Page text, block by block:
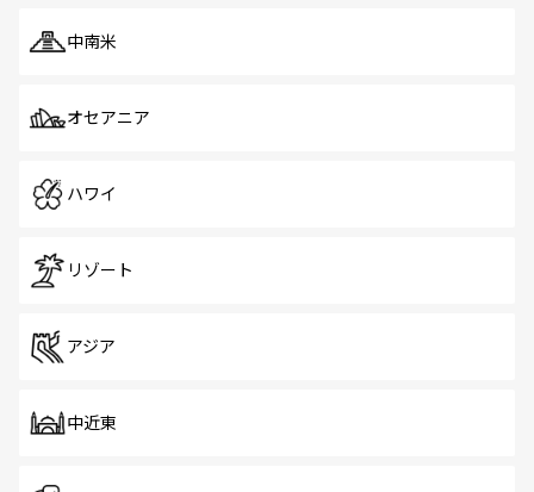
中南米
オセアニア
ハワイ
リゾート
アジア
中近東